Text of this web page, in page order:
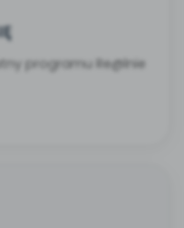
programu Re@lnie